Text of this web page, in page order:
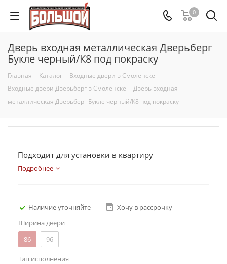
0
Дверь входная металлическая Дверьберг
Букле черный/К8 под покраску
Главная - Каталог - Входные двери в Смоленске -
Входные двери Дверьберг в Смоленске - Дверь входная
металлическая Дверьберг Букле черный/К8 под покраску
Подходит для установки в квартиру
Подробнее
Наличие уточняйте
Хочу в рассрочку
Ширина двери
86
96
Тип исполнения